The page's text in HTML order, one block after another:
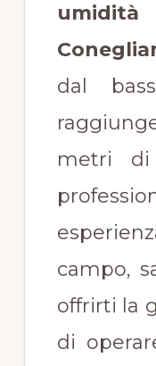
dal
metri di
campo,
offrirti la
di